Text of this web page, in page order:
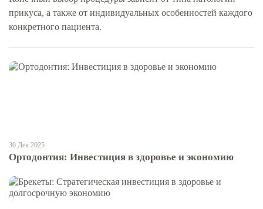
прикуса, а также от индивидуальных особенностей каждого
конкретного пациента.
30 Дек 2025
Ортодонтия: Инвестиция в здоровье и экономию